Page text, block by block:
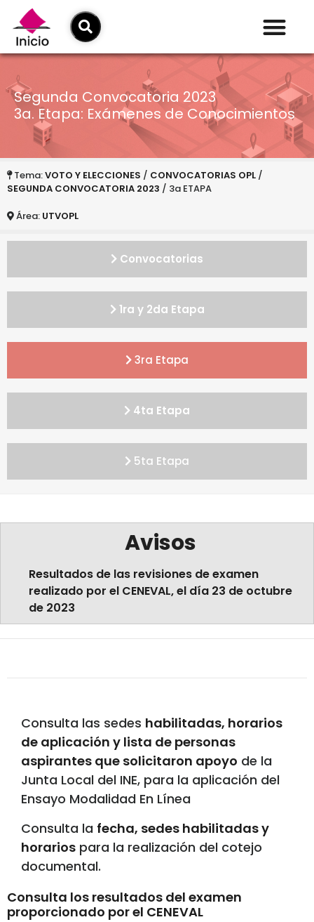
Segunda Convocatoria 2023
3a. Etapa: Exámenes de Conocimientos
Tema:VOTO Y ELECCIONES / CONVOCATORIAS OPL /
SEGUNDA CONVOCATORIA 2023 / 3a ETAPA
Área: UTVOPL
Convocatorias
1ra y 2da Etapa
3ra Etapa
4ta Etapa
5ta Etapa
Avisos
Resultados de las revisiones de examen
realizado por el CENEVAL, el día 23 de octubre
de 2023
Consulta las sedes habilitadas, horarios
de aplicación y lista de personas
aspirantes que solicitaron apoyo de la
Junta Local del INE, para la aplicación del
Ensayo Modalidad En Línea
Consulta la fecha, sedes habilitadas y
horarios para la realización del cotejo
documental.
Consulta los resultados del examen
proporcionado por el CENEVAL